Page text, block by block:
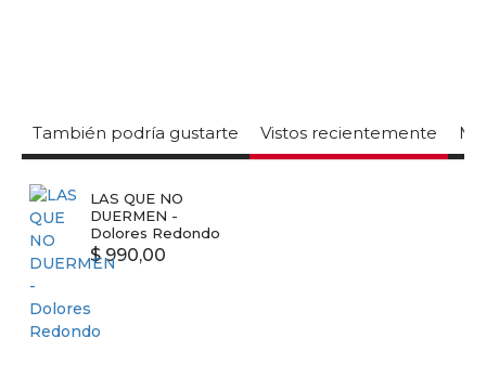
También podría gustarte Vistos recientemente
LAS QUE NO
DUERMEN -
Dolores Redondo
$ 990,00